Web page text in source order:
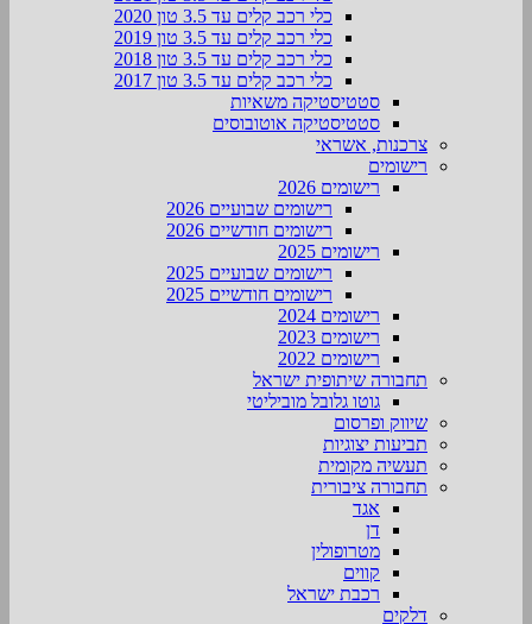
כלי רכב קלים עד 3.5 טון 2020
כלי רכב קלים עד 3.5 טון 2019
כלי רכב קלים עד 3.5 טון 2018
כלי רכב קלים עד 3.5 טון 2017
סטטיסטיקה משאיות
סטטיסטיקה אוטובוסים
צרכנות, אשראי
רישומים
רישומים 2026
רישומים שבועיים 2026
רישומים חודשיים 2026
רישומים 2025
רישומים שבועיים 2025
רישומים חודשיים 2025
רישומים 2024
רישומים 2023
רישומים 2022
תחבורה שיתופית ישראל
גוטו גלובל מוביליטי
שיווק ופרסום
תביעות יצוגיות
תעשיה מקומית
תחבורה ציבורית
אגד
דן
מטרופולין
קווים
רכבת ישראל
דלקים